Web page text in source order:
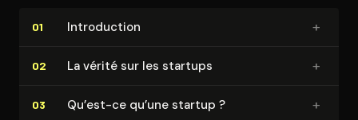
01 In­tro­duc­tion +
02 La vérité sur les startups +
03 Qu’est-ce qu’une startup ? +